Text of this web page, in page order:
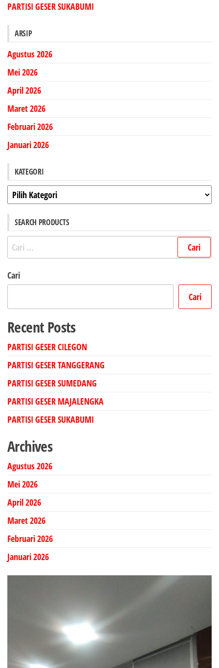
PARTISI GESER SUKABUMI
ARSIP
Agustus 2026
Mei 2026
April 2026
Maret 2026
Februari 2026
Januari 2026
KATEGORI
Kategori
SEARCH PRODUCTS
Cari
untuk:
Cari
Cari
Recent Posts
PARTISI GESER CILEGON
PARTISI GESER TANGGERANG
PARTISI GESER SUMEDANG
PARTISI GESER MAJALENGKA
PARTISI GESER SUKABUMI
Archives
Agustus 2026
Mei 2026
April 2026
Maret 2026
Februari 2026
Januari 2026